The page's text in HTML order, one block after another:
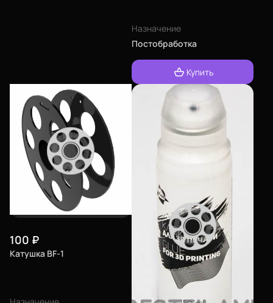
Назначение
Постобработка
Купить
100 ₽
Катушка BF-1